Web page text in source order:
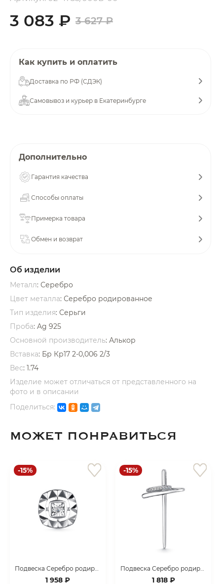
3 083 ₽ 3 627 ₽
Как купить и оплатить
Доставка по РФ (СДЭК)
Самовывоз и курьер в Екатеринбурге
Дополнительно
Гарантия качества
Способы оплаты
Примерка товара
Обмен и возврат
Об изделии
Металл: Серебро
Цвет металла: Серебро родированное
Тип изделия: Серьги
Проба: Ag 925
Основной производитель: Алькор
Вставка: Бр Кр17 2-0,006 2/3
Вес: 1.74
Изделие может отличаться от представленного на
фото и в описании
Поделиться:
МОЖЕТ ПОНРАВИТЬСЯ
-15%
Подвеска Серебро родированное 03-3971/000Б-00
1 958 ₽
-15%
Подвеска Серебро родированное 03-3643/00КЦ-00
1 818 ₽
недели
раз в 2 недели
Остались вопросы?
plait.ru